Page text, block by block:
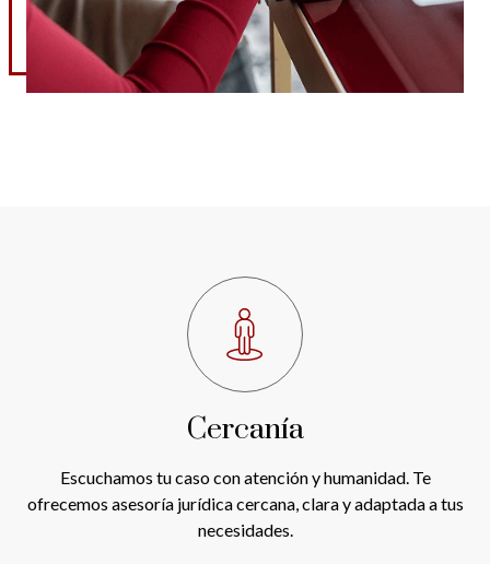
Cercanía
Escuchamos tu caso con atención y humanidad. Te
ofrecemos asesoría jurídica cercana, clara y adaptada a tus
necesidades.